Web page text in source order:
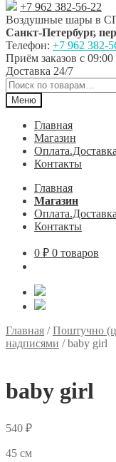
+7 962 382-56-22
Воздушные шары в
Санкт-Петербург,
Телефон: +7 962 382-
Приём заказов с
Доставка 24/7
Искать:
Меню
Главная
Магазин
Контакты
Главная
Магазин
Контакты
0 ₽ 0 товаров
Главная /Поштучно
надписями /baby girl
baby girl
540 ₽
45 см